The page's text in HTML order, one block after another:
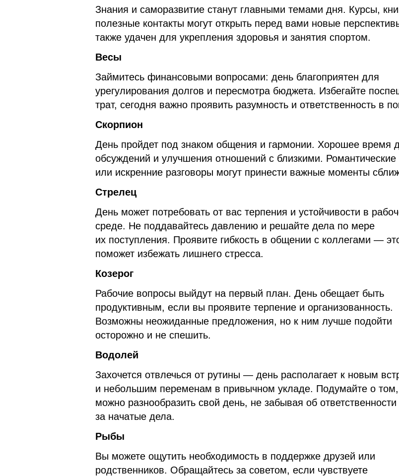
Знания и саморазвитие станут главными темами дня. Курсы,
полезные контакты могут открыть перед вами новые
также удачен для укрепления здоровья и занятия спортом.
Весы
Займитесь финансовыми вопросами: день благоприятен для
урегулирования долгов и пересмотра бюджета. Избегайте
трат, сегодня важно проявить разумность и ответственность в
Скорпион
День пройдет под знаком общения и гармонии. Хорошее время
обсуждений и улучшения отношений с близкими. Романтические
или искренние разговоры могут принести важные моменты
Стрелец
День может потребовать от вас терпения и устойчивости в
среде. Не поддавайтесь давлению и решайте дела по мере
их поступления. Проявите гибкость в общении с коллегами —
поможет избежать лишнего стресса.
Козерог
Рабочие вопросы выйдут на первый план. День обещает быть
продуктивным, если вы проявите терпение и организованность.
Возможны неожиданные предложения, но к ним лучше подойти
осторожно и не спешить.
Водолей
Захочется отвлечься от рутины — день располагает к новым
и небольшим переменам в привычном укладе. Подумайте о том,
можно разнообразить свой день, не забывая об ответственности
за начатые дела.
Рыбы
Вы можете ощутить необходимость в поддержке друзей или
родственников. Обращайтесь за советом, если чувствуете